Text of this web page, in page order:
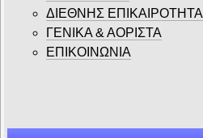
ΔΙΕΘΝΗΣ ΕΠΙΚΑΙΡΟΤΗΤΑ
ΓΕΝΙΚΑ & ΑΟΡΙΣΤΑ
ΕΠΙΚΟΙΝΩΝΙΑ